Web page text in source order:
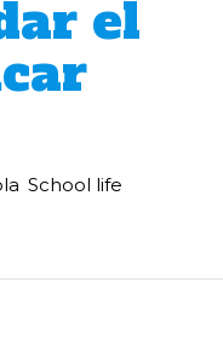
el
School life